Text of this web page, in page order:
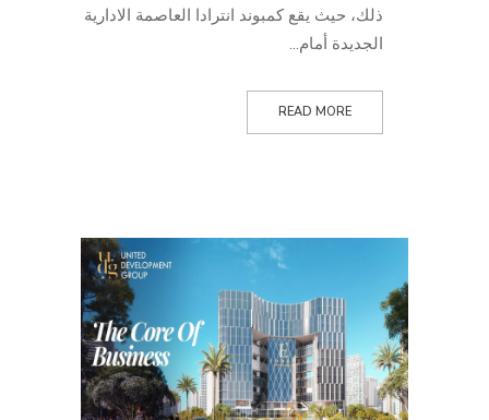
ذلك، حيث يقع كمبوند انترادا العاصمة الادارية
الجديدة أمام...
READ MORE